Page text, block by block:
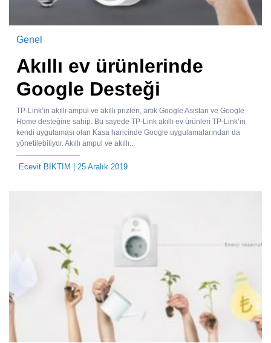
Genel
Akıllı ev ürünlerinde
Google Desteği
TP-Link’in akıllı ampul ve akıllı prizleri, artık Google Asistan ve Google
Home desteğine sahip. Bu sayede TP-Link akıllı ev ürünleri TP-Link’in
kendi uygulaması olan Kasa haricinde Google uygulamalarından da
yönetilebiliyor. Akıllı ampul ve akıllı...
Ecevit BIKTIM | 25 Aralık 2019